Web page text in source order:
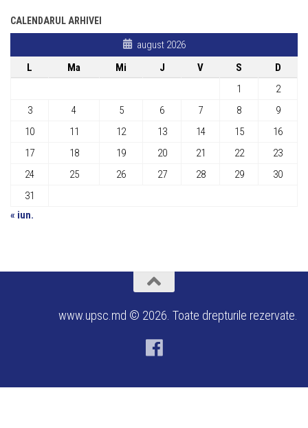
CALENDARUL ARHIVEI
august 2026
L
Ma Mi J V S
D
1
2
3
4 5 6 7 8
9
10
11 12 13 14 15
16
17
18 19 20 21 22
23
24
25 26 27 28 29
30
31
« iun.
www.upsc.md © 2026. Toate drepturile rezervate.